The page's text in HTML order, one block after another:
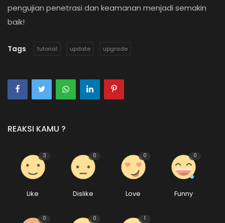
pengujian penetrasi dan keamanan menjadi semakin
baik!
Tags tutorial update upgrade
REAKSI KAMU ?
3
Like
0
Dislike
0
Love
0
Funny
0 0 1